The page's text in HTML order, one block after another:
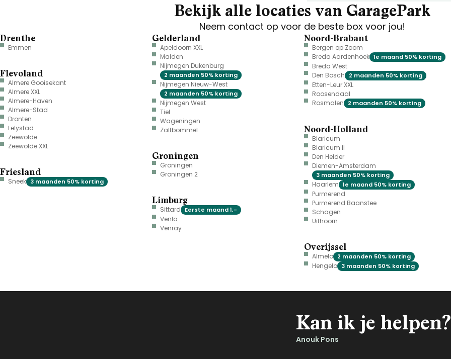
Bekijk alle locaties van GaragePark
Neem contact op voor de beste box voor jou!
Drenthe
Emmen
Flevoland
Almere Gooisekant
Almere XXL
Almere-Haven
Almere-Stad
Dronten
Lelystad
Zeewolde
Zeewolde XXL
Friesland
Sneek 3 maanden 50% korting
Gelderland
Apeldoorn XXL
Malden
Nijmegen Dukenburg
2 maanden 50% korting
Nijmegen Nieuw-West
2 maanden 50% korting
Nijmegen West
Tiel
Wageningen
Zaltbommel
Groningen
Groningen
Groningen 2
Limburg
Sittard Eerste maand 1,-
Venlo
Venray
Noord-Brabant
Bergen op Zoom
Breda Aardenhoek 1e maand 50% korting
Breda West
Den Bosch
2 maanden 50% korting
Etten-Leur XXL
Roosendaal
Rosmalen
2 maanden 50% korting
Noord-Holland
Blaricum
Blaricum II
Den Helder
Diemen-Amsterdam
3 maanden 50% korting
Haarlem 1e maand 50% korting
Purmerend
Purmerend Baanstee
Schagen
Uithoorn
Overijssel
Almelo 2 maanden 50% korting
Hengelo 3 maanden 50% korting
Kan ik je helpen?
Anouk Pons